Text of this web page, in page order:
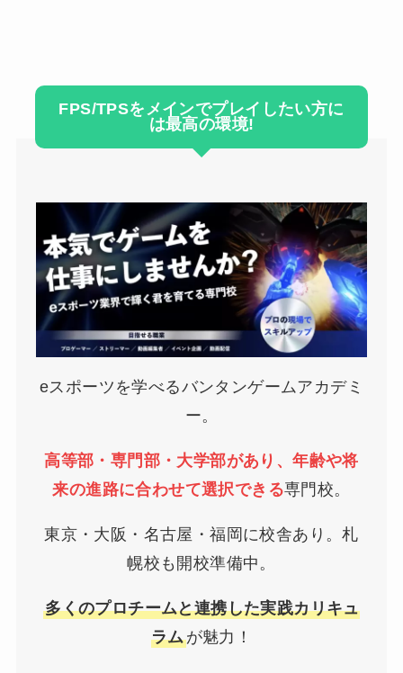
FPS/TPSをメインでプレイしたい方に
は最高の環境!
eスポーツを学べるバンタンゲームアカデミ
ー。
高等部・専門部・大学部があり、年齢や将
来の進路に合わせて選択できる専門校。
東京・大阪・名古屋・福岡に校舎あり。札
幌校も開校準備中。
多くのプロチームと連携した実践カリキュ
ラムが魅力！